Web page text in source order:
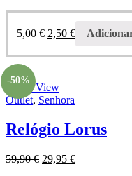
5,00€ 2,50 €
-50%
Quick View
Outlet, Senhora
Relógio Lorus
59,90€ 29,95 €